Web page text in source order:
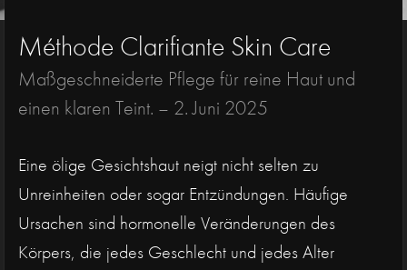
Méthode Clarifiante Skin Care
Maßgeschneiderte Pflege für reine Haut und
einen klaren Teint. – 2. Juni 2025
Eine ölige Gesichtshaut neigt nicht selten zu
Unreinheiten oder sogar Entzündungen. Häufige
Ursachen sind hormonelle Veränderungen des
Körpers, die jedes Geschlecht und jedes Alter